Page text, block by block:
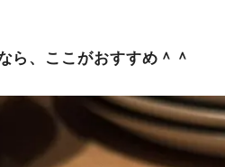
ら、ここがおすすめ＾＾